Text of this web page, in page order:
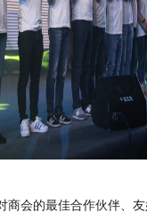
商会的最佳合作伙伴、